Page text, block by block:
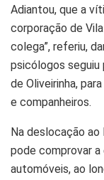
Adiantou, que a
corporação de Vila
colega”, referiu,
psicólogos seguiu
de Oliveirinha,
e companheiros.
Na deslocação
pode comprovar
automóveis, ao